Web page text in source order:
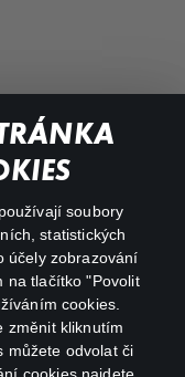
soubory
statistických
účely zobrazování
na tlačítko "Povolit
cookies.
změnit kliknutím
můžete odvolat či